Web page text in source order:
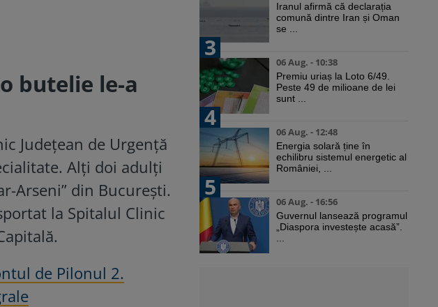
butelie le-a
Județean de Urgență
Alți doi adulți
Arseni” din București.
la Spitalul Clinic
de Pilonul 2.
Iranul afirmă că declarația
comună dintre Iran și Oman
se ...
3
06 Aug. - 10:38
Premiu uriaș la Loto 6/49.
Peste 49 de milioane de lei
sunt ...
4
06 Aug. - 12:48
Energia solară ține în
echilibru sistemul energetic al
României, ...
5
06 Aug. - 16:56
Guvernul lansează programul
„Diaspora investește acasă”.